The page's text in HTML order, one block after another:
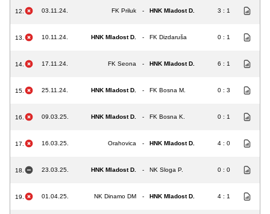
12. 03.11.24. FK Priluk - HNK Mladost D. 3 : 1
13. 10.11.24. HNK Mladost D. - FK Dizdaruša 0 : 1
14. 17.11.24. FK Seona - HNK Mladost D. 6 : 1
15. 25.11.24. HNK Mladost D. - FK Bosna M. 0 : 3
16. 09.03.25. HNK Mladost D. - FK Bosna K. 0 : 1
17. 16.03.25. Orahovica - HNK Mladost D. 4 : 0
18. 23.03.25. HNK Mladost D. - NK Sloga P. 0 : 0
19. 01.04.25. NK Dinamo DM - HNK Mladost D. 4 : 1